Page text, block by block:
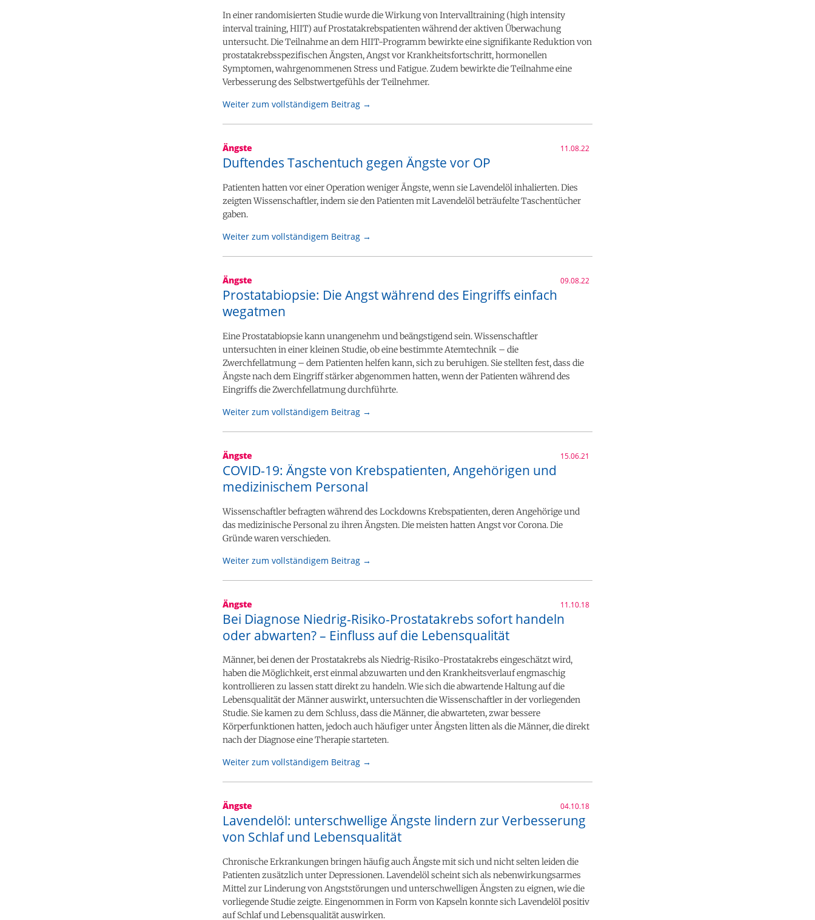
In einer randomisierten Studie wurde die Wirkung von Intervalltraining (high intensity
interval training, HIIT) auf Prostatakrebspatienten während der aktiven Überwachung
untersucht. Die Teilnahme an dem HIIT-Programm bewirkte eine signifikante Reduktion von
prostatakrebsspezifischen Ängsten, Angst vor Krankheitsfortschritt, hormonellen
Symptomen, wahrgenommenen Stress und Fatigue. Zudem bewirkte die Teilnahme eine
Verbesserung des Selbstwertgefühls der Teilnehmer.
Weiter zum vollständigem Beitrag →
Ängste 11.08.22
Duftendes Taschentuch gegen Ängste vor OP
Patienten hatten vor einer Operation weniger Ängste, wenn sie Lavendelöl inhalierten. Dies
zeigten Wissenschaftler, indem sie den Patienten mit Lavendelöl beträufelte Taschentücher
gaben.
Weiter zum vollständigem Beitrag →
Ängste 09.08.22
Prostatabiopsie: Die Angst während des Eingriffs einfach
wegatmen
Eine Prostatabiopsie kann unangenehm und beängstigend sein. Wissenschaftler
untersuchten in einer kleinen Studie, ob eine bestimmte Atemtechnik – die
Zwerchfellatmung – dem Patienten helfen kann, sich zu beruhigen. Sie stellten fest, dass die
Ängste nach dem Eingriff stärker abgenommen hatten, wenn der Patienten während des
Eingriffs die Zwerchfellatmung durchführte.
Weiter zum vollständigem Beitrag →
Ängste 15.06.21
COVID-19: Ängste von Krebspatienten, Angehörigen und
medizinischem Personal
Wissenschaftler befragten während des Lockdowns Krebspatienten, deren Angehörige und
das medizinische Personal zu ihren Ängsten. Die meisten hatten Angst vor Corona. Die
Gründe waren verschieden.
Weiter zum vollständigem Beitrag →
Ängste 11.10.18
Bei Diagnose Niedrig-Risiko-Prostatakrebs sofort handeln
oder abwarten? – Einfluss auf die Lebensqualität
Männer, bei denen der Prostatakrebs als Niedrig-Risiko-Prostatakrebs eingeschätzt wird,
haben die Möglichkeit, erst einmal abzuwarten und den Krankheitsverlauf engmaschig
kontrollieren zu lassen statt direkt zu handeln. Wie sich die abwartende Haltung auf die
Lebensqualität der Männer auswirkt, untersuchten die Wissenschaftler in der vorliegenden
Studie. Sie kamen zu dem Schluss, dass die Männer, die abwarteten, zwar bessere
Körperfunktionen hatten, jedoch auch häufiger unter Ängsten litten als die Männer, die direkt
nach der Diagnose eine Therapie starteten.
Weiter zum vollständigem Beitrag →
Ängste 04.10.18
Lavendelöl: unterschwellige Ängste lindern zur Verbesserung
von Schlaf und Lebensqualität
Chronische Erkrankungen bringen häufig auch Ängste mit sich und nicht selten leiden die
Patienten zusätzlich unter Depressionen. Lavendelöl scheint sich als nebenwirkungsarmes
Mittel zur Linderung von Angststörungen und unterschwelligen Ängsten zu eignen, wie die
vorliegende Studie zeigte. Eingenommen in Form von Kapseln konnte sich Lavendelöl positiv
auf Schlaf und Lebensqualität auswirken.